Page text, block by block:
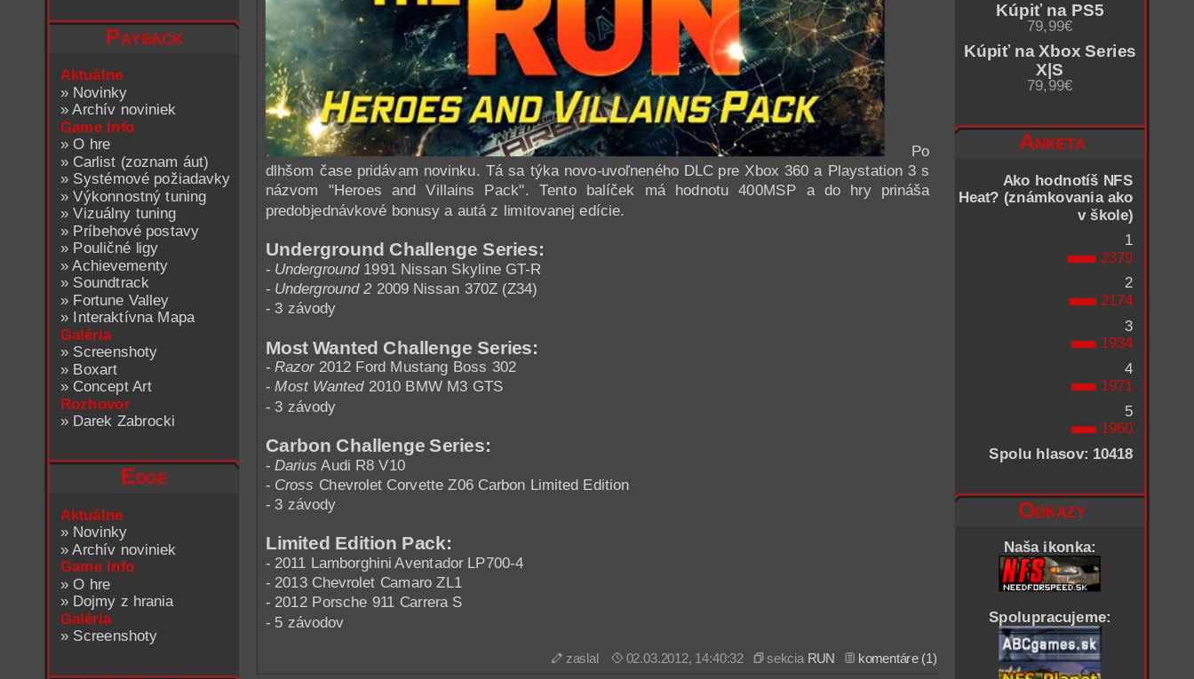
Payback
Aktuálne
» Novinky
»Archív noviniek
Game Info
»O hre
» Carlist (zoznam áut)
» Systémové požiadavky
»Výkonnostný tuning
»Vizuálny tuning
» Príbehové postavy
» Pouličné ligy
»Achievementy
» Soundtrack
» Fortune Valley
» Interaktívna Mapa
Galéria
» Screenshoty
» Boxart
» Concept Art
Rozhovor
» Darek Zabrocki
Edge
Aktuálne
» Novinky
»Archív noviniek
Game Info
»O hre
» Dojmy z hrania
Galéria
» Screenshoty
Kúpiť na PS5
79,99€
Kúpiť na Xbox Series
X|S
79,99€
Anketa
Ako hodnotíš NFS
Heat? (známkovania ako
v škole)
1
2379
2
2174
3
1934
4
1971
5
1960
Spolu hlasov: 10418
Odkazy
Naša ikonka:
Spolupracujeme:
Po
dlhšom čase pridávam novinku. Tá sa týka novo-uvoľneného DLC pre Xbox 360 a Playstation 3 s
názvom "Heroes and Villains Pack". Tento balíček má hodnotu 400MSP a do hry prináša
predobjednávkové bonusy a autá z limitovanej edície.
Underground Challenge Series:
- Underground1991 Nissan Skyline GT-R
- Underground 2 2009 Nissan 370Z (Z34)
- 3 závody
Most Wanted Challenge Series:
-Razor2012 Ford Mustang Boss 302
-Most Wanted2010 BMW M3 GTS
- 3 závody
Carbon Challenge Series:
-Darius Audi R8 V10
- Cross Chevrolet Corvette Z06 Carbon Limited Edition
- 3 závody
Limited Edition Pack:
- 2011 Lamborghini Aventador LP700-4
- 2013 Chevrolet Camaro ZL1
- 2012 Porsche 911 Carrera S
- 5 závodov
zaslal 02.03.2012, 14:40:32 sekcia RUN komentáre (1)